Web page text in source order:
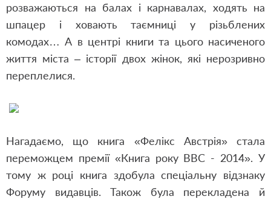
розважаються на балах і карнавалах, ходять на
шпацер і ховають таємниці у різьблених
комодах… А в центрі книги та цього насиченого
життя міста – історії двох жінок, які нерозривно
переплелися.
Нагадаємо, що книга «Фелікс Австрія» стала
переможцем премії «Книга року ВВС - 2014». У
тому ж році книга здобула спеціальну відзнаку
Форуму видавців. Також була перекладена й